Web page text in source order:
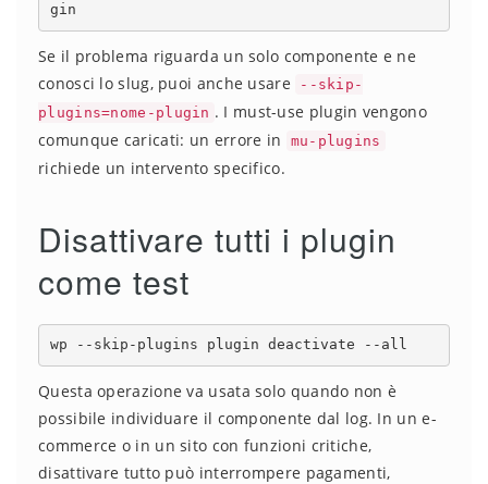
gin
Se il problema riguarda un solo componente e ne
conosci lo slug, puoi anche usare
--skip-
plugins=nome-plugin . I must-use plugin vengono
comunque caricati: un errore in
mu-plugins
richiede un intervento specifico.
Disattivare tutti i plugin
come test
wp --skip-plugins plugin deactivate --all
Questa operazione va usata solo quando non è
possibile individuare il componente dal log. In un e-
commerce o in un sito con funzioni critiche,
disattivare tutto può interrompere pagamenti,